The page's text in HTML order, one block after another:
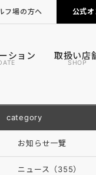
フ場の方へ
トナビの導入について
公式
ション 取扱い店
SHOP
category
お知らせ一覽
ニュース（355）